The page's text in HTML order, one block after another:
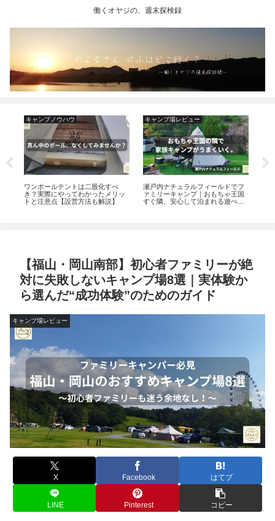
働くオヤジの、週末探検録
キャンプノウハウ
ワンポールテントは二股化すべ
き？実際にやってわかったメリッ
トと注意点【設営方法も解説】
キャンプ場レビュー
瀬戸内ナチュラルフィールドでフ
ァミリーキャンプ｜おもちゃ王国
すぐ隣、安心して泊まれる遊べる
【福山・岡山南部】初心者ファミリーが絶
対に失敗しないキャンプ場8選｜実体験か
ら選んだ“成功体験”のためのガイド
キャンプ場レビュー
X Facebook はてブ
LINE Pinterest コピー